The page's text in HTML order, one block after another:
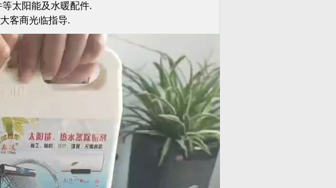
等太阳能及水暖配件.
客商光临指导.